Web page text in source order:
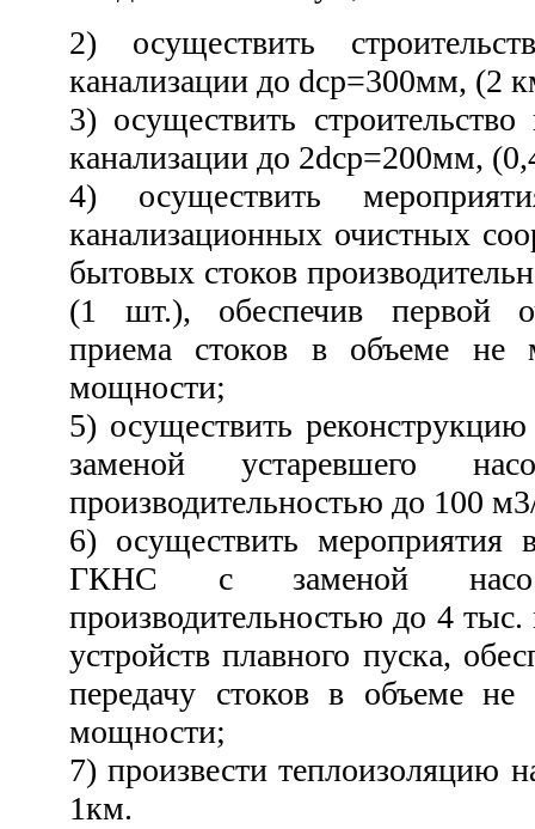
2) осуществить
канализации до dcp=300мм, (2
3) осуществить
канализации до 2dcp=200мм,
4) осуществить
канализационных очистных
бытовых стоков
(1 шт.), обеспечив первой
приема стоков в объеме не
мощности;
5) осуществить
заменой устаревшего
производительностью до 100
6) осуществить мероприятия
ГКНС с заменой
производительностью до 4
устройств плавного пуска,
передачу стоков в объеме
мощности;
7) произвести теплоизоляцию
1км.